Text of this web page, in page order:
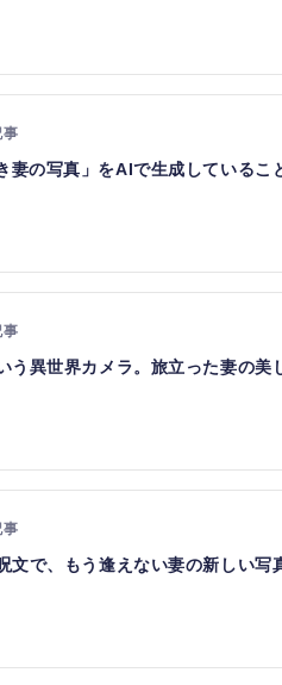
妻の写真」をAIで生成している
う異世界カメラ。旅立った妻の美
文で、もう逢えない妻の新しい写